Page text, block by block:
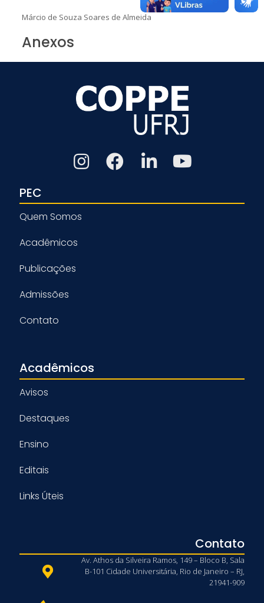
Márcio de Souza Soares de Almeida
Anexos
PEC
Quem Somos
Acadêmicos
Publicações
Admissões
Contato
Acadêmicos
Avisos
Destaques
Ensino
Editais
Links Úteis
Contato
Av. Athos da Silveira Ramos, 149 – Bloco B, Sala
B-101 Cidade Universitária, Rio de Janeiro – RJ,
21941-909